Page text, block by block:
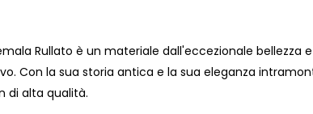
Rullato è un materiale dall'eccezionale
Con la sua storia antica e la sua eleganza
di alta qualità.